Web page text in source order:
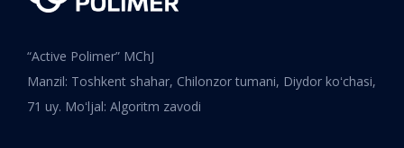
“Active Polimer” MChJ
Manzil: Toshkent shahar, Chilonzor tumani, Diydor koʻchasi,
71 uy. Moʻljal: Algoritm zavodi